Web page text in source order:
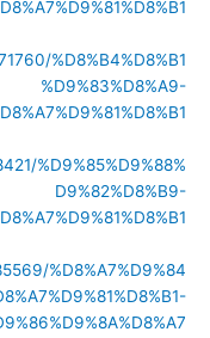
%D8%B4%D8%B1
%D9%83%D8%A9-
%D9%85%D9%88%
D9%82%D8%B9-
%D8%A7%D9%84